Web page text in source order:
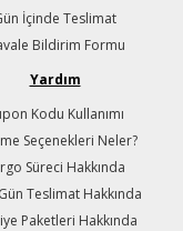
İçinde Teslimat
Bildirim Formu
Yardım
Kodu Kullanımı
Seçenekleri Neler?
Süreci Hakkında
Teslimat Hakkında
Paketleri Hakkında